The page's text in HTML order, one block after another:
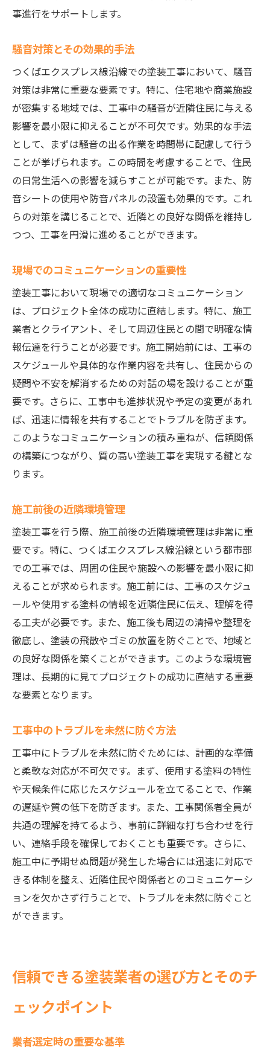
事進行をサポートします。
騒音対策とその効果的手法
つくばエクスプレス線沿線での塗装工事において、騒音
対策は非常に重要な要素です。特に、住宅地や商業施設
が密集する地域では、工事中の騒音が近隣住民に与える
影響を最小限に抑えることが不可欠です。効果的な手法
として、まずは騒音の出る作業を時間帯に配慮して行う
ことが挙げられます。この時間を考慮することで、住民
の日常生活への影響を減らすことが可能です。また、防
音シートの使用や防音パネルの設置も効果的です。これ
らの対策を講じることで、近隣との良好な関係を維持し
つつ、工事を円滑に進めることができます。
現場でのコミュニケーションの重要性
塗装工事において現場での適切なコミュニケーション
は、プロジェクト全体の成功に直結します。特に、施工
業者とクライアント、そして周辺住民との間で明確な情
報伝達を行うことが必要です。施工開始前には、工事の
スケジュールや具体的な作業内容を共有し、住民からの
疑問や不安を解消するための対話の場を設けることが重
要です。さらに、工事中も進捗状況や予定の変更があれ
ば、迅速に情報を共有することでトラブルを防ぎます。
このようなコミュニケーションの積み重ねが、信頼関係
の構築につながり、質の高い塗装工事を実現する鍵とな
ります。
施工前後の近隣環境管理
塗装工事を行う際、施工前後の近隣環境管理は非常に重
要です。特に、つくばエクスプレス線沿線という都市部
での工事では、周囲の住民や施設への影響を最小限に抑
えることが求められます。施工前には、工事のスケジュ
ールや使用する塗料の情報を近隣住民に伝え、理解を得
る工夫が必要です。また、施工後も周辺の清掃や整理を
徹底し、塗装の飛散やゴミの放置を防ぐことで、地域と
の良好な関係を築くことができます。このような環境管
理は、長期的に見てプロジェクトの成功に直結する重要
な要素となります。
工事中のトラブルを未然に防ぐ方法
工事中にトラブルを未然に防ぐためには、計画的な準備
と柔軟な対応が不可欠です。まず、使用する塗料の特性
や天候条件に応じたスケジュールを立てることで、作業
の遅延や質の低下を防ぎます。また、工事関係者全員が
共通の理解を持てるよう、事前に詳細な打ち合わせを行
い、連絡手段を確保しておくことも重要です。さらに、
施工中に予期せぬ問題が発生した場合には迅速に対応で
きる体制を整え、近隣住民や関係者とのコミュニケーシ
ョンを欠かさず行うことで、トラブルを未然に防ぐこと
ができます。
信頼できる塗装業者の選び方とそのチ
ェックポイント
業者選定時の重要な基準